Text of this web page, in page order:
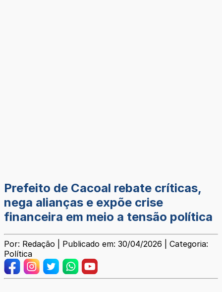
Prefeito de Cacoal rebate críticas,
nega alianças e expõe crise
financeira em meio a tensão política
Por: Redação | Publicado em: 30/04/2026 | Categoria:
Política